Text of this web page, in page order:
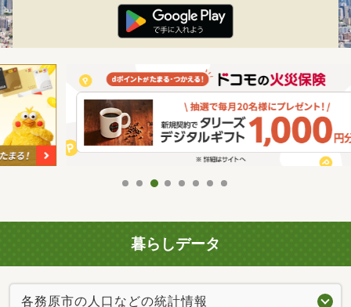
暮らしデータ
各務原市の人口などの統計情報